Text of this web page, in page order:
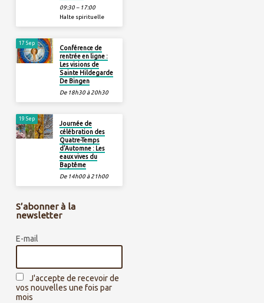
09:30 – 17:00
Halte spirituelle
17 Sep
Conférence de
rentrée en ligne :
Les visions de
Sainte Hildegarde
De Bingen
De 18h30 à 20h30
19 Sep
Journée de
célébration des
Quatre-Temps
d’Automne : Les
eaux vives du
Baptême
De 14h00 à 21h00
S’abonner à la
newsletter
E-mail
J'accepte de recevoir de
vos nouvelles une fois par
mois